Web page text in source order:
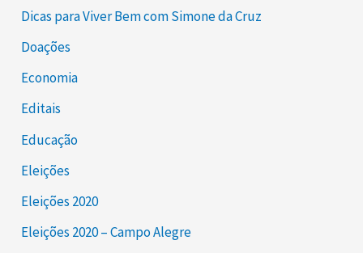
Dicas para Viver Bem com Simone da Cruz
Doações
Economia
Editais
Educação
Eleições
Eleições 2020
Eleições 2020 – Campo Alegre